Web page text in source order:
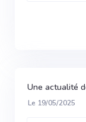
Une actualité
Le 19/05/2025